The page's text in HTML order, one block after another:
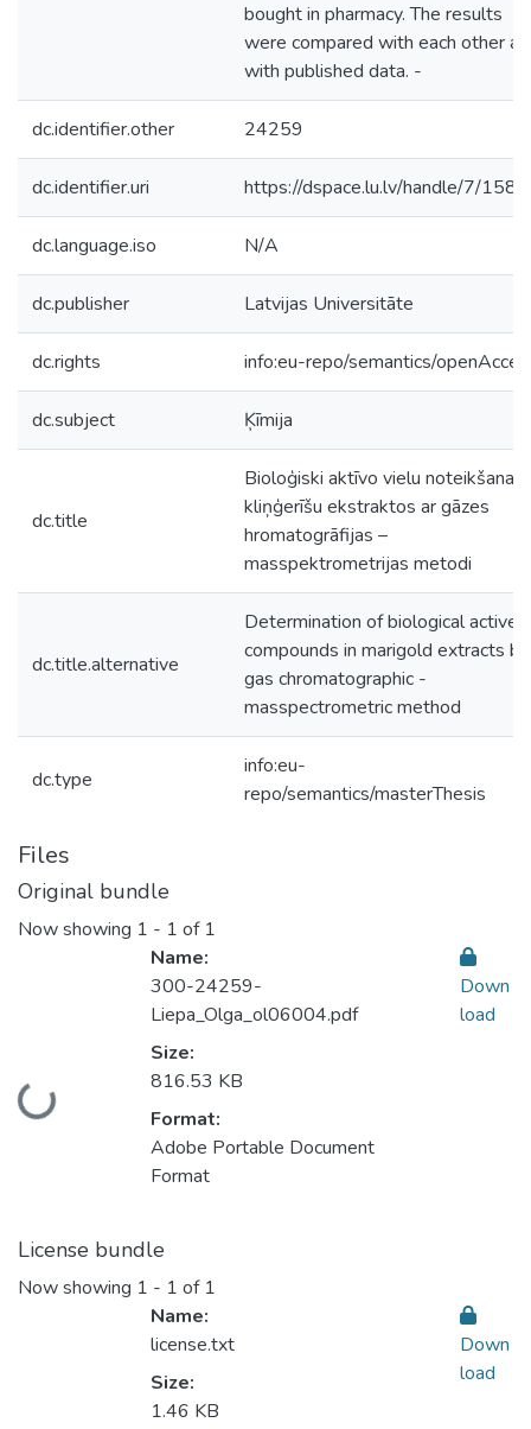
bought in pharmacy. The results
were compared with each other
with published data. -
dc.identifier.other 24259
dc.identifier.uri https://dspace.lu.lv/handle/7/
dc.language.iso N/A
dc.publisher Latvijas Universitāte
dc.rights info:eu-repo/semantics/
dc.subject Ķīmija
dc.title
Bioloģiski aktīvo vielu noteikšana
kliņģerīšu ekstraktos ar gāzes
hromatogrāfijas –
masspektrometrijas metodi
dc.title.alternative
Determination of biological active
compounds in marigold extracts by
gas chromatographic -
masspectrometric method
dc.type
info:eu-
repo/semantics/masterThesis
Files
Original bundle
Now showing 1 - 1 of 1
Loading...
Name:
300-24259-
Liepa_Olga_ol06004.pdf
Size:
816.53 KB
Format:
Adobe Portable Document
Format
Down
load
License bundle
Now showing 1 - 1 of 1
Name:
license.txt
Size:
1.46 KB
Down
load